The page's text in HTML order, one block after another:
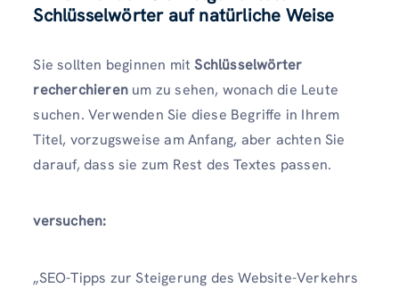
Schlüsselwörter auf natürliche Weise
Sie sollten beginnen mitSchlüsselwörter
recherchieren um zu sehen, wonach die Leute
suchen. Verwenden Sie diese Begriffe in Ihrem
Titel, vorzugsweise am Anfang, aber achten Sie
darauf, dass sie zum Rest des Textes passen.
versuchen:
„SEO-Tipps zur Steigerung des Website-Verkehrs